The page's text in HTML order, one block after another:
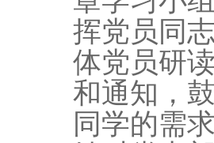
挥党员同
体党员研
和通知，
同学的需